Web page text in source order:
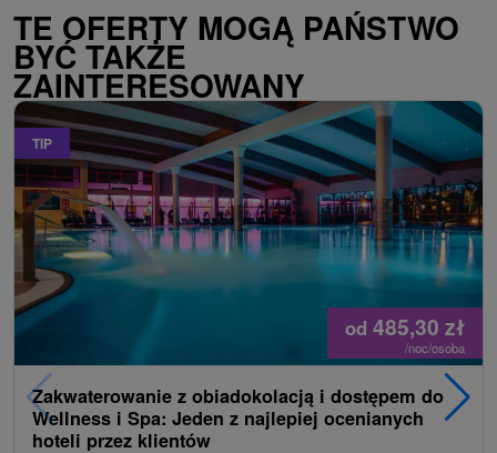
TE OFERTY MOGĄ PAŃSTWO
BYĆ TAKŻE
ZAINTERESOWANY
TIP
od 485,30 zł
/noc/osoba
Zakwaterowanie z obiadokolacją i dostępem do
Wellness i Spa: Jeden z najlepiej ocenianych
hoteli przez klientów